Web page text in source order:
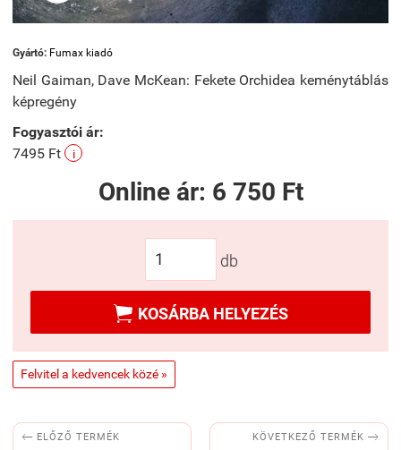
Gyártó: Fumax kiadó
Neil Gaiman, Dave McKean: Fekete Orchidea keménytáblás
képregény
Fogyasztói ár:
7495 Ft
i
Online ár: 6 750 Ft
db
 KOSÁRBA HELYEZÉS
Felvitel a kedvencek közé »
 ELŐZŐ TERMÉK KÖVETKEZŐ TERMÉK 